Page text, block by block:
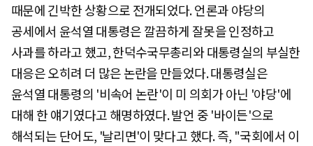
때문에 긴박한 상황으로 전개되었다. 언론과 야당의
공세에서 윤석열 대통령은 깔끔하게 잘못을 인정하고
사과를 하라고 했고, 한덕수국무총리와 대통령실의 부실한
대응은 오히려 더 많은 논란을 만들었다. 대통령실은
윤석열 대통령의 '비속어 논란'이 미 의회가 아닌 '야당'에
대해 한 얘기였다고 해명하였다. 발언 중 '바이든'으로
해석되는 단어도, '날리면'이 맞다고 했다. 즉, "국회에서 이